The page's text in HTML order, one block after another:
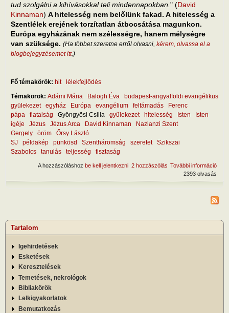
tud szolgálni a kihívásokkal teli mindennapokban. " (David
Kinnaman) A hitelesség nem belőlünk fakad. A hitelesség a
Szentlélek erejének torzítatlan átbocsátása magunkon.
Európa egyházának nem szélességre, hanem mélységre
van szüksége. (Ha többet szeretne erről olvasni, kérem, olvassa el a
blogbejegyzésemet itt.)
Fő témakörök: hit
lélekfejlődés
Témakörök: Adámi Mária Balogh Éva
budapest-angyalföldi evangélikus
gyülekezet
egyház Európa evangélium feltámadás
Ferenc
pápa
fiatalság Gyöngyösi Csilla gyülekezet hitelesség Isten
Isten
igéje
Jézus Jézus Arca David Kinnaman
Nazianzi Szent
Gergely
öröm
Őrsy László
SJ
példakép pünkösd Szentháromság szeretet
Szikszai
Szabolcs
tanulás teljesség tisztaság
További információ
2 hozzászólás
A hozzászóláshoz be kell jelentkezni
2393 olvasás
Tartalom
Igehirdetések
Esketések
Keresztelések
Temetések, nekrológok
Bibliakörök
Lelkigyakorlatok
Bemutatkozás